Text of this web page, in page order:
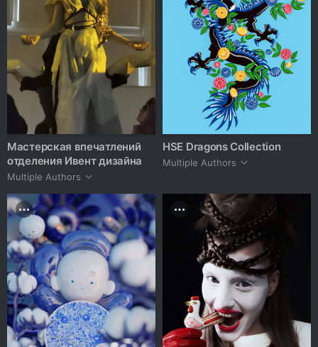
Мастерская впечатлений
отделения Ивент дизайна
Multiple Authors
HSE Dragons Collection
Multiple Authors